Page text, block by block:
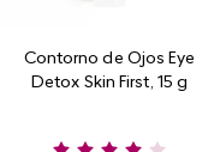
Contorno de Ojos Eye
Detox Skin First, 15 g